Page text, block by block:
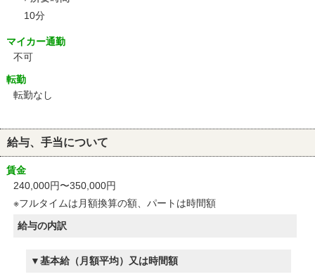
10分
マイカー通勤
不可
転勤
転勤なし
給与、手当について
賃金
240,000円〜350,000円
※フルタイムは月額換算の額、パートは時間額
給与の内訳
基本給（月額平均）又は時間額